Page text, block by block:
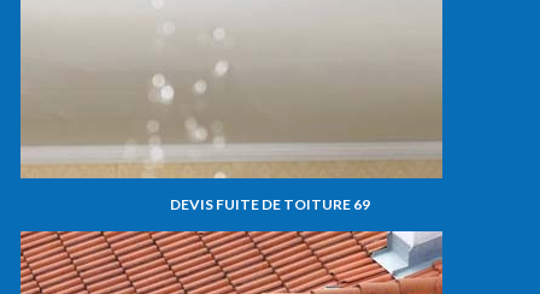
DEVIS FUITE DE TOITURE 69